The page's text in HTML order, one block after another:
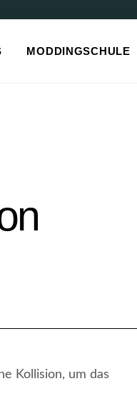
MODDINGSCHULE
Kollision, um das